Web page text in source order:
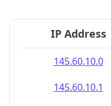
IP Address
145.60.10.0
145.60.10.1